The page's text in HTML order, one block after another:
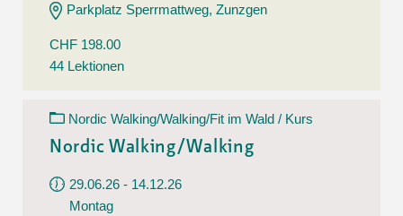
Parkplatz Sperrmattweg, Zunzgen
CHF 198.00
44 Lektionen
Nordic Walking/Walking/Fit im Wald / Kurs
Nordic Walking/Walking
29.06.26 - 14.12.26
Montag